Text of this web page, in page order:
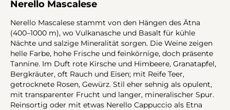
Nerello Mascalese
Nerello Mascalese stammt von den Hängen des Ätna
(400–1000 m), wo Vulkanasche und Basalt für kühle
Nächte und salzige Mineralität sorgen. Die Weine zeigen
helle Farbe, hohe Frische und feinkörnige, doch präsente
Tannine. Im Duft rote Kirsche und Himbeere, Granatapfel,
Bergkräuter, oft Rauch und Eisen; mit Reife Teer,
getrocknete Rosen, Gewürz. Stil eher sehnig als opulent,
mit transparenter Frucht und langer, mineralischer Spur.
Reinsortig oder mit etwas Nerello Cappuccio als Etna